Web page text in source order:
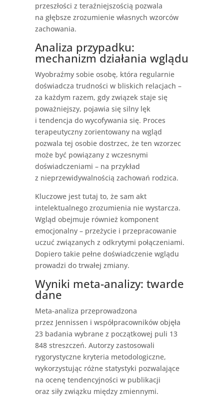
przeszłości z teraźniejszością pozwala
na głębsze zrozumienie własnych wzorców
zachowania.
Analiza przypadku:
mechanizm działania wglądu
Wyobraźmy sobie osobę, która regularnie
doświadcza trudności w bliskich relacjach –
za każdym razem, gdy związek staje się
poważniejszy, pojawia się silny lęk
i tendencja do wycofywania się. Proces
terapeutyczny zorientowany na wgląd
pozwala tej osobie dostrzec, że ten wzorzec
może być powiązany z wczesnymi
doświadczeniami – na przykład
z nieprzewidywalnością zachowań rodzica.
Kluczowe jest tutaj to, że sam akt
intelektualnego zrozumienia nie wystarcza.
Wgląd obejmuje również komponent
emocjonalny – przeżycie i przepracowanie
uczuć związanych z odkrytymi połączeniami.
Dopiero takie pełne doświadczenie wglądu
prowadzi do trwałej zmiany.
Wyniki meta-analizy: twarde
dane
Meta-analiza przeprowadzona
przez Jennissen i współpracowników objęła
23 badania wybrane z początkowej puli 13
848 streszczeń. Autorzy zastosowali
rygorystyczne kryteria metodologiczne,
wykorzystując różne statystyki pozwalające
na ocenę tendencyjności w publikacji
oraz siły związku między zmiennymi.